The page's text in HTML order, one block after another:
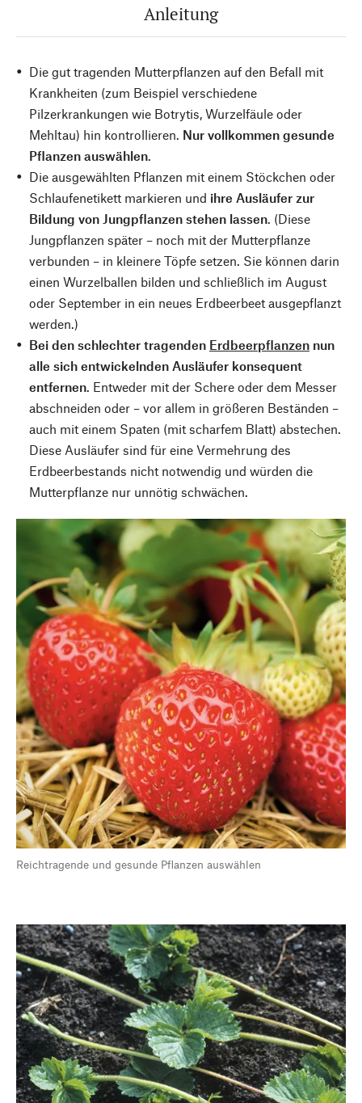
Anleitung
Die gut tragenden Mutterpflanzen auf den Befall mit
Krankheiten (zum Beispiel verschiedene
Pilzerkrankungen wie Botrytis, Wurzelfäule oder
Mehltau) hin kontrollieren. Nur vollkommen gesunde
Pflanzen auswählen
Die ausgewählten Pflanzen mit einem Stöckchen oder
Schlaufenetikett markieren und ihre Ausläufer zur
Bildung von Jungpflanzen stehen lassen . (Diese
Jungpflanzen später – noch mit der Mutterpflanze
verbunden – in kleinere Töpfe setzen. Sie können darin
einen Wurzelballen bilden und schließlich im August
oder September in ein neues Erdbeerbeet ausgepflanzt
werden.)
Bei den schlechter tragenden Erdbeerpflanzen nun
alle sich entwickelnden Ausläufer konsequent
entfernen . Entweder mit der Schere oder dem Messer
abschneiden oder – vor allem in größeren Beständen –
auch mit einem Spaten (mit scharfem Blatt) abstechen.
Diese Ausläufer sind für eine Vermehrung des
Erdbeerbestands nicht notwendig und würden die
Mutterpflanze nur unnötig schwächen.
Reichtragende und gesunde Pflanzen auswählen